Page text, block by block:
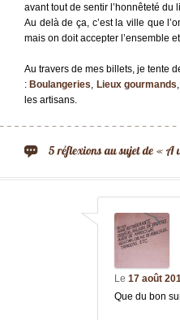
avant tout de sentir l’honnêteté du
Au delà de ça, c’est la ville que
mais on doit accepter l’ensemble
Au travers de mes billets, je tente
: Boulangeries, Lieux gourmands
les artisans.
Le 17 août
Que du bon